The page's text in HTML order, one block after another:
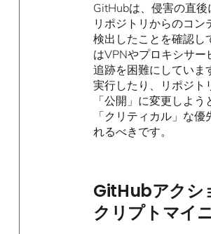
GitHubは、侵害の直後
リポジトリからのコン
検出したことを確認し
はVPNやプロキシサー
追跡を困難にしていま
実行したり、リポジト
「公開」に変更しよう
「クリティカル」な優
れるべきです。
GitHubアクシ
クリプトマイ